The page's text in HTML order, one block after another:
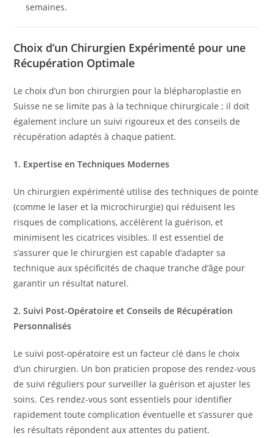
semaines.
Choix d’un Chirurgien Expérimenté pour une
Récupération Optimale
Le choix d’un bon chirurgien pour la blépharoplastie en
Suisse ne se limite pas à la technique chirurgicale ; il doit
également inclure un suivi rigoureux et des conseils de
récupération adaptés à chaque patient.
1. Expertise en Techniques Modernes
Un chirurgien expérimenté utilise des techniques de pointe
(comme le laser et la microchirurgie) qui réduisent les
risques de complications, accélèrent la guérison, et
minimisent les cicatrices visibles. Il est essentiel de
s’assurer que le chirurgien est capable d’adapter sa
technique aux spécificités de chaque tranche d’âge pour
garantir un résultat naturel.
2. Suivi Post-Opératoire et Conseils de Récupération
Personnalisés
Le suivi post-opératoire est un facteur clé dans le choix
d’un chirurgien. Un bon praticien propose des rendez-vous
de suivi réguliers pour surveiller la guérison et ajuster les
soins. Ces rendez-vous sont essentiels pour identifier
rapidement toute complication éventuelle et s’assurer que
les résultats répondent aux attentes du patient.